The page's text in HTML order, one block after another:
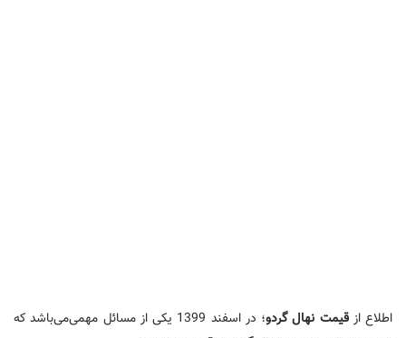
اطلاع ازقیمت نهال گردو
؛ در اسفند 1399 یکی از مسائل مهمی‌می‌باشد که